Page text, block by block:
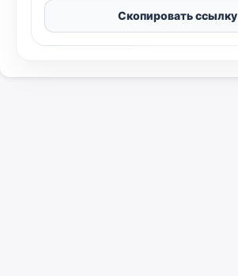
Скопировать ссылку